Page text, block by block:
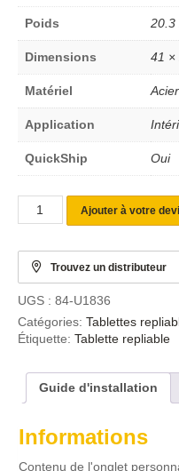
Poids 20.3
Dimensions 41 ×
Matériel Acier
Application
QuickShip Oui
Ajouter à votre
Trouvez un distributeur
UGS : 84-U1836
Catégories: Tablettes
Étiquette: Tablette repliable
Guide d'installation
Informations
Contenu de l'onglet